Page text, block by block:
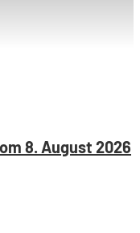
8. August 2026